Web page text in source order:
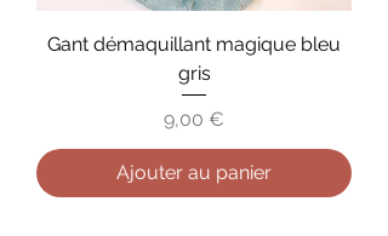
Gant démaquillant magique bleu
gris
Prix
9,00 €
Ajouter au panier